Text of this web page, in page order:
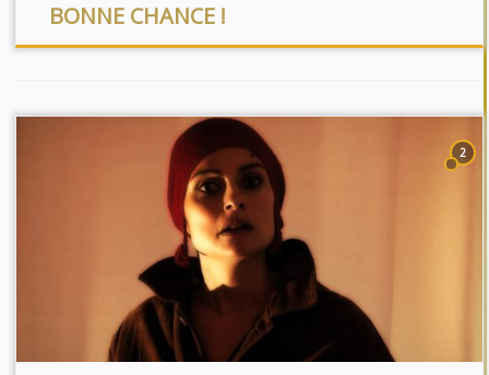
BONNE CHANCE !
2